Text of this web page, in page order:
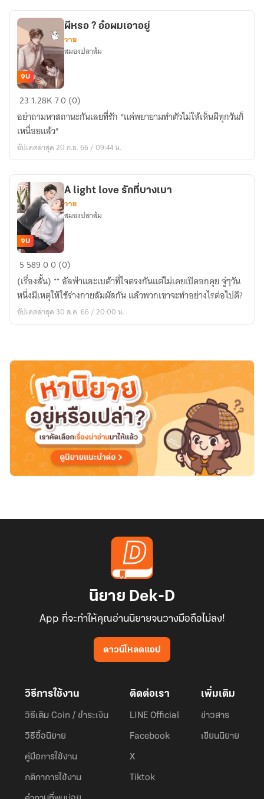
ซะ
งั้น
[Mpreg]
ผี
หรอ
?
อ๋อ
ผม
อยู่
จบ
ผีหรอ ? อ๋อผมเอาอยู่
วาย
สมองปลาส้ม
23 1.28K70 (0)
อย่าถามหาสถานะกันเลยที่รัก “แค่พยายามทำตัวไม่ให้เห็นผีทุกวันก็
เหนื่อยแล้ว”
อัปเดตล่าสุด 20 ก.ย. 66 / 09:44 น.
A
light
love
รัก
ที่
จบ
A light love รักที่บางเบา
วาย
สมองปลาส้ม
5 58900 (0)
(เรื่องสั้น) ** อัลฟ่าและเบต้าที่ใจตรงกันแต่ไม่เคยเปิดอกคุย จู่ๆวัน
หนึ่งมีเหตุให้ใช้ร่างกายสัมผัสกัน แล้วพวกเขาจะทำอย่างไรต่อไปดี?
อัปเดตล่าสุด 30 ส.ค. 66 / 20:00 น.
นิยาย Dek-D
App ที่จะทำให้คุณอ่านนิยายจนวางมือถือไม่ลง!
ดาวน์โหลดแอป
วิธีการใช้งาน
วิธีเติม Coin / ชำระเงิน
วิธีซื้อนิยาย
คู่มือการใช้งาน
กติกาการใช้งาน
ติดต่อเรา
LINE Official
Facebook
X
Tiktok
เพิ่มเติม
ข่าวสาร
เขียนนิยาย